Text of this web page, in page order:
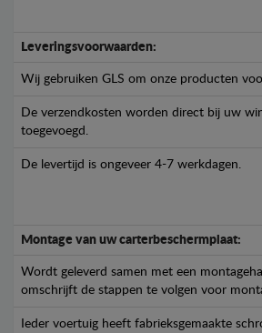
Leveringsvoorwaarden:
Wij gebruiken GLS om onze producten
De verzendkosten worden direct bij uw
toegevoegd.
De levertijd is ongeveer 4-7 werkdagen.
Montage van uw carterbeschermplaat:
Wordt geleverd samen met een
omschrijft de stappen te volgen voor
Ieder voertuig heeft fabrieksgemaakte